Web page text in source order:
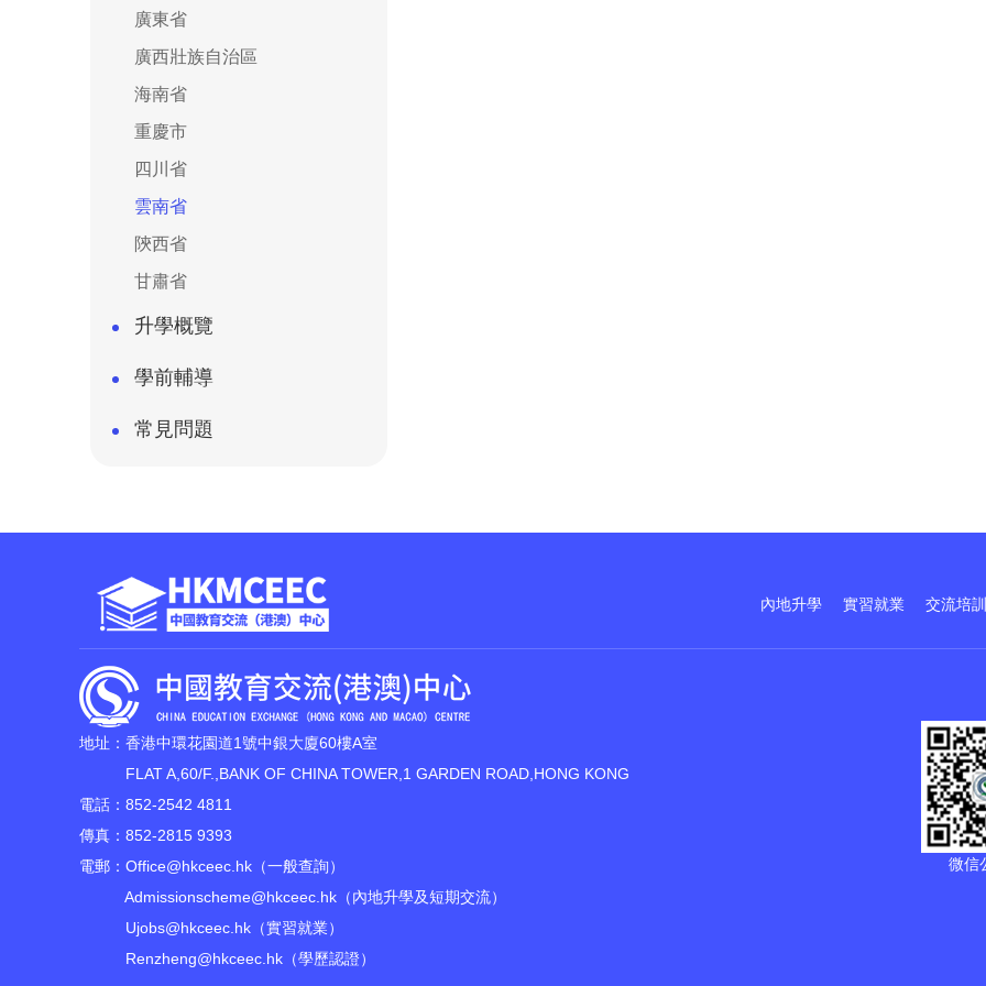
廣東省
廣西壯族自治區
海南省
重慶市
四川省
雲南省
陝西省
甘肅省
升學概覽
學前輔導
常見問題
內地升學 實習就業 交流培訓
地址：香港中環花園道1號中銀大廈60樓A室
FLAT A,60/F.,BANK OF CHINA TOWER,1 GARDEN ROAD,HONG KONG
電話：852-2542 4811
傳真：852-2815 9393
電郵： Office@hkceec.hk （一般查詢）
Admissionscheme@hkceec.hk （內地升學及短期交流）
Ujobs@hkceec.hk （實習就業）
Renzheng@hkceec.hk （學歷認證）
微信